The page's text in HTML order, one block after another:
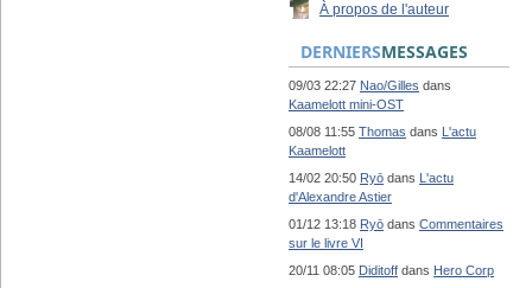
À propos de l'auteur
DERNIERSMESSAGES
09/03 22:27 Nao/Gilles dans
Kaamelott mini-OST
08/08 11:55 Thomas dans L'actu
Kaamelott
14/02 20:50 Ryō dans L'actu
d'Alexandre Astier
01/12 13:18 Ryō dans Commentaires
sur le livre VI
20/11 08:05 Diditoff dans Hero Corp